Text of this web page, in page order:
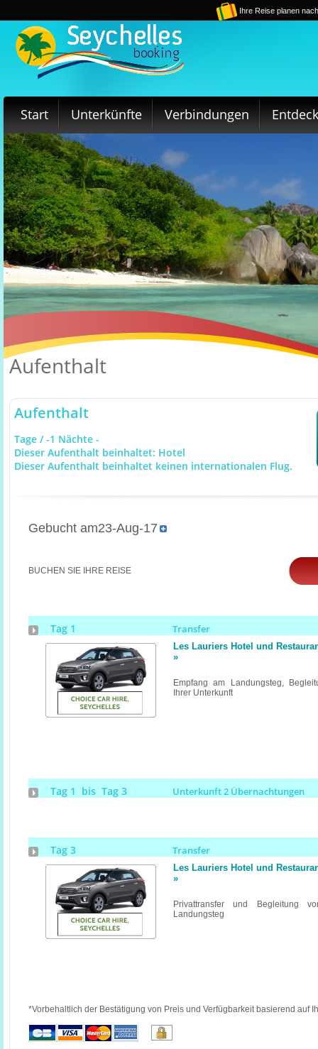
Ihre Reise planen
Start Unterkünfte Verbindungen
Aufenthalt
Aufenthalt
Tage / -1 Nächte -
Dieser Aufenthalt beinhaltet: Hotel
Dieser Aufenthalt beinhaltet keinen internationalen Flug.
Gebucht am23-Aug-17
BUCHEN SIE IHRE REISE
Tag 1 Transfer
Les Lauriers Hotel und
»
Empfang am Landungsteg,
Ihrer Unterkunft
Tag 1 bis Tag 3 Unterkunft 2 Übernachtungen
Tag 3 Transfer
Les Lauriers Hotel und
»
Privattransfer und Begleitung
Landungsteg
*Vorbehaltlich der Bestätigung von Preis und Verfügbarkeit basierend auf